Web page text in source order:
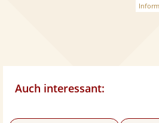
Auch interessant: